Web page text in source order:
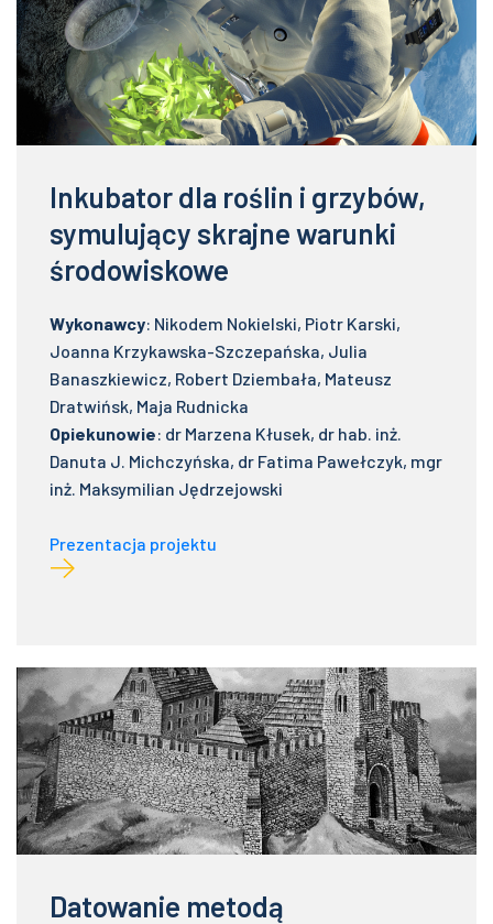
Inkubator dla roślin i grzybów,
symulujący skrajne warunki
środowiskowe
Wykonawcy: Nikodem Nokielski, Piotr Karski,
Joanna Krzykawska-Szczepańska, Julia
Banaszkiewicz, Robert Dziembała, Mateusz
Dratwińsk, Maja Rudnicka
Opiekunowie: dr Marzena Kłusek, dr hab. inż.
Danuta J. Michczyńska, dr Fatima Pawełczyk, mgr
inż. Maksymilian Jędrzejowski
Prezentacja projektu
Datowanie metodą